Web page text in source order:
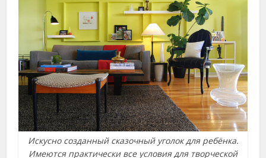
Искусно созданный сказочный уголок для ребёнка.
Имеются практически все условия для творческой